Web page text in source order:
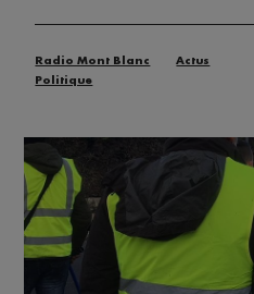
Radio Mont Blanc
Actus
Politique